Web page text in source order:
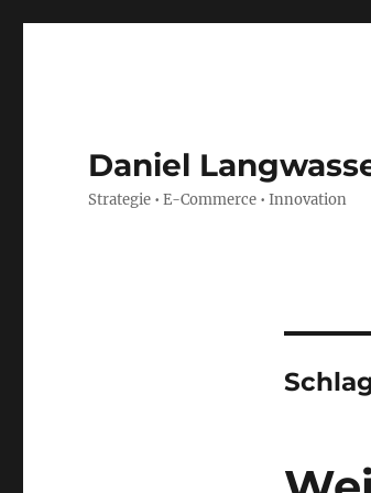
Daniel
Strategie • E-Commerce • Innovation